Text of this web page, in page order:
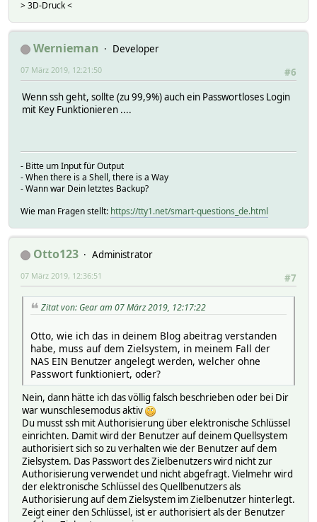
> 3D-Druck <
Wernieman
Developer
#6
07 März 2019, 12:21:50
Wenn ssh geht, sollte (zu 99,9%) auch ein Passwortloses Login
mit Key Funktionieren ....
- Bitte um Input für Output
- When there is a Shell, there is a Way
- Wann war Dein letztes Backup?
Wie man Fragen stellt: https://tty1.net/smart-questions_de.html
Otto123
Administrator
#7
07 März 2019, 12:36:51
Zitat von: Gear am 07 März 2019, 12:17:22
Otto, wie ich das in deinem Blog abeitrag verstanden
habe, muss auf dem Zielsystem, in meinem Fall der
NAS EIN Benutzer angelegt werden, welcher ohne
Passwort funktioniert, oder?
Nein, dann hätte ich das völlig falsch beschrieben oder bei Dir
war wunschlesemodus aktiv
Du musst ssh mit Authorisierung über elektronische Schlüssel
einrichten. Damit wird der Benutzer auf deinem Quellsystem
authorisiert sich so zu verhalten wie der Benutzer auf dem
Zielsystem. Das Passwort des Zielbenutzers wird nicht zur
Authorisierung verwendet und nicht abgefragt. Vielmehr wird
der elektronische Schlüssel des Quellbenutzers als
Authorisierung auf dem Zielsystem im Zielbenutzer hinterlegt.
Zeigt einer den Schlüssel, ist er authorisiert als der Benutzer